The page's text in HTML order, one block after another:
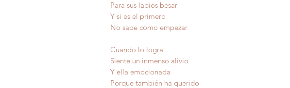
Para sus labios besar
Y si es el primero
No sabe cómo empezar
Cuando lo logra
Siente un inmenso alivio
Y ella emocionada
Porque también ha querido